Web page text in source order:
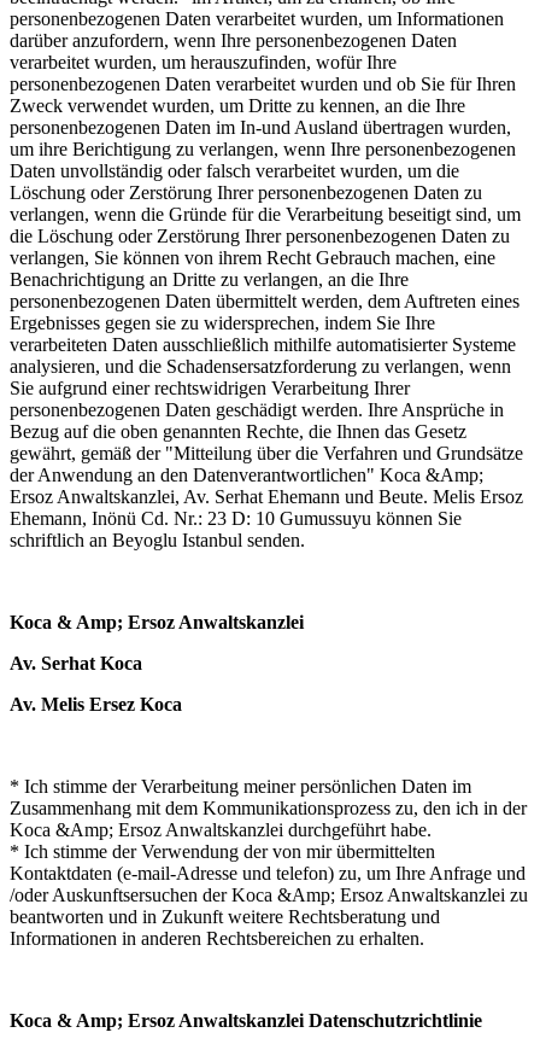
personenbezogenen Daten verarbeitet wurden, um Informationen
darüber anzufordern, wenn Ihre personenbezogenen Daten
verarbeitet wurden, um herauszufinden, wofür Ihre
personenbezogenen Daten verarbeitet wurden und ob Sie für Ihren
Zweck verwendet wurden, um Dritte zu kennen, an die Ihre
personenbezogenen Daten im In-und Ausland übertragen wurden,
um ihre Berichtigung zu verlangen, wenn Ihre personenbezogenen
Daten unvollständig oder falsch verarbeitet wurden, um die
Löschung oder Zerstörung Ihrer personenbezogenen Daten zu
verlangen, wenn die Gründe für die Verarbeitung beseitigt sind, um
die Löschung oder Zerstörung Ihrer personenbezogenen Daten zu
verlangen, Sie können von ihrem Recht Gebrauch machen, eine
Benachrichtigung an Dritte zu verlangen, an die Ihre
personenbezogenen Daten übermittelt werden, dem Auftreten eines
Ergebnisses gegen sie zu widersprechen, indem Sie Ihre
verarbeiteten Daten ausschließlich mithilfe automatisierter Systeme
analysieren, und die Schadensersatzforderung zu verlangen, wenn
Sie aufgrund einer rechtswidrigen Verarbeitung Ihrer
personenbezogenen Daten geschädigt werden. Ihre Ansprüche in
Bezug auf die oben genannten Rechte, die Ihnen das Gesetz
gewährt, gemäß der "Mitteilung über die Verfahren und Grundsätze
der Anwendung an den Datenverantwortlichen" Koca &Amp;
Ersoz Anwaltskanzlei, Av. Serhat Ehemann und Beute. Melis Ersoz
Ehemann, Inönü Cd. Nr.: 23 D: 10 Gumussuyu können Sie
schriftlich an Beyoglu Istanbul senden.
Koca & Amp; Ersoz Anwaltskanzlei
Av. Serhat Koca
Av. Melis Ersez Koca
* Ich stimme der Verarbeitung meiner persönlichen Daten im
Zusammenhang mit dem Kommunikationsprozess zu, den ich in der
Koca &Amp; Ersoz Anwaltskanzlei durchgeführt habe.
* Ich stimme der Verwendung der von mir übermittelten
Kontaktdaten (e-mail-Adresse und telefon) zu, um Ihre Anfrage und
/oder Auskunftsersuchen der Koca &Amp; Ersoz Anwaltskanzlei zu
beantworten und in Zukunft weitere Rechtsberatung und
Informationen in anderen Rechtsbereichen zu erhalten.
Koca & Amp; Ersoz Anwaltskanzlei Datenschutzrichtlinie